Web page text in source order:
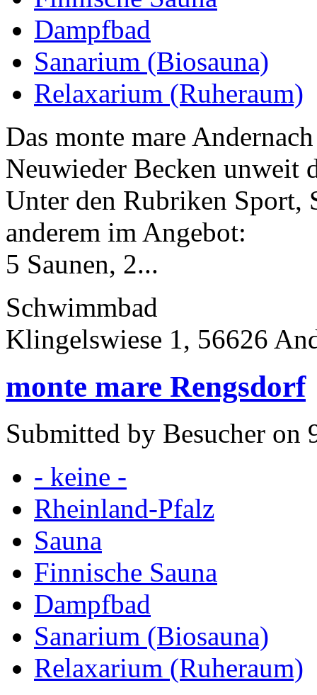
Dampfbad
Sanarium (Biosauna)
Relaxarium (Ruheraum)
Das monte mare
Neuwieder Becken unweit
Unter den Rubriken Sport,
anderem im Angebot:
5 Saunen, 2...
Schwimmbad
Klingelswiese 1, 56626
monte mare Rengsdorf
Submitted by Besucher on
- keine -
Rheinland-Pfalz
Sauna
Finnische Sauna
Dampfbad
Sanarium (Biosauna)
Relaxarium (Ruheraum)